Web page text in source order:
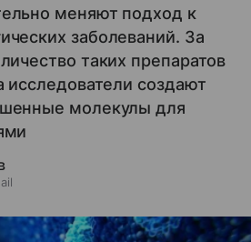
меняют подход к
заболеваний. За
таких препаратов
исследователи создают
молекулы для